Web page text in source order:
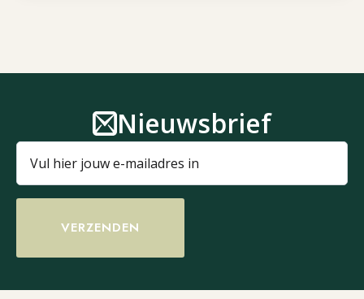
Nieuwsbrief
VERZENDEN